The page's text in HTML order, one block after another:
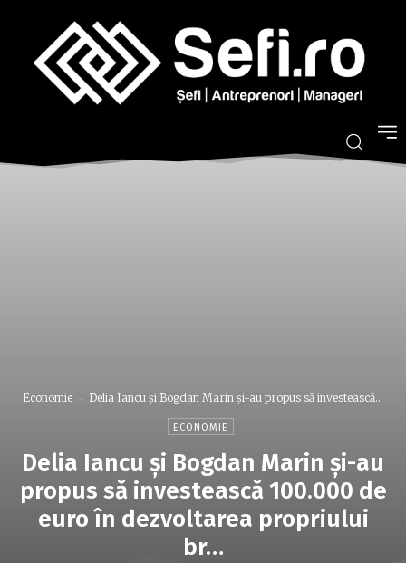
Economie Delia Iancu şi Bogdan Marin şi-au propus să investească...
ECONOMIE
Delia Iancu şi Bogdan Marin şi-au
propus să investească 100.000 de
euro în dezvoltarea propriului
br…